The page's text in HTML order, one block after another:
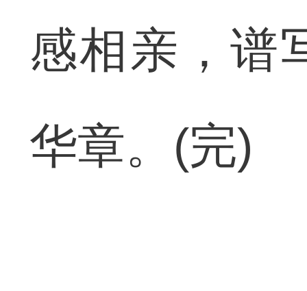
感相亲，谱
华章。(完)